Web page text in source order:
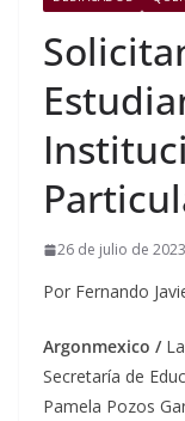
26 de julio de 2023
Por Fernando
Argonmexico /
Secretaría de
Pamela Pozos